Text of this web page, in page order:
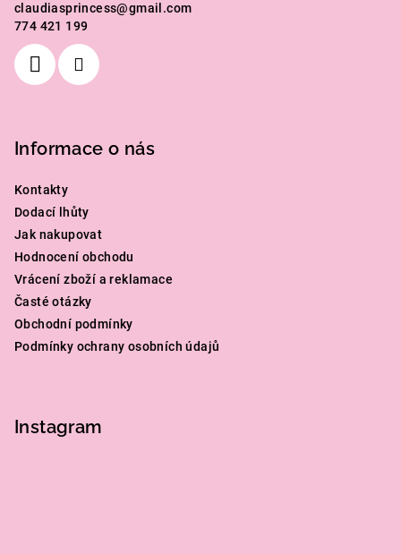
claudiasprincess@gmail.com
774 421 199
Informace o nás
Kontakty
Dodací lhůty
Jak nakupovat
Hodnocení obchodu
Vrácení zboží a reklamace
Časté otázky
Obchodní podmínky
Podmínky ochrany osobních údajů
Instagram